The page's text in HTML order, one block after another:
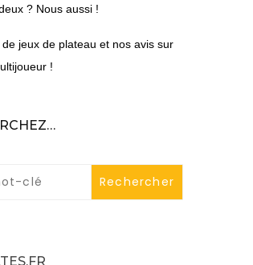
? Nous aussi !
jeux de plateau et nos avis sur
!